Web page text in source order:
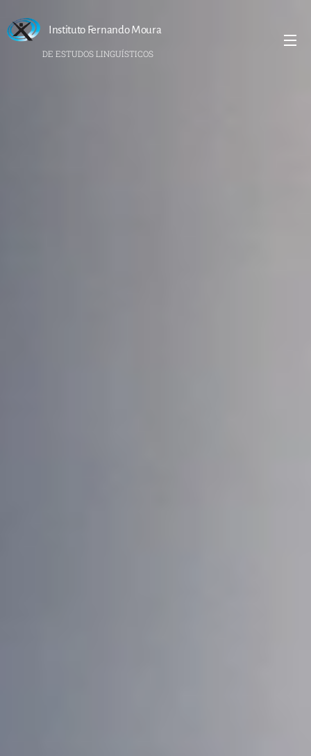
Instituto Fernando Moura
DE ESTUDOS LINGUÍSTICOS